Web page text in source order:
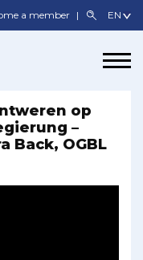
a member
op
–
Back, OGBL